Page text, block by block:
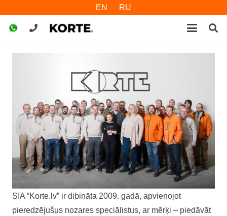
EN RU
SIA “Korte.lv” ir dibināta 2009. gadā, apvienojot
pieredzējušus nozares speciālistus, ar mērķi – piedāvāt